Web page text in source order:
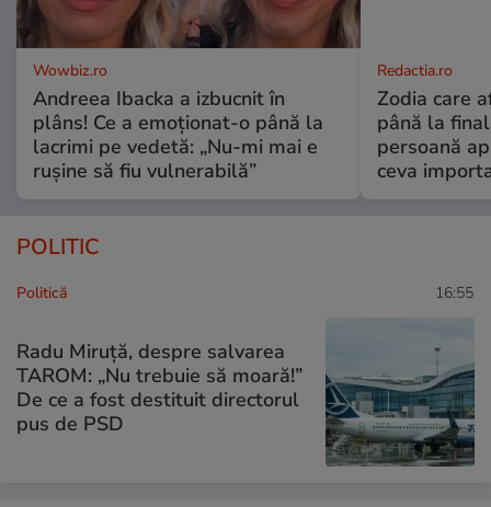
Wowbiz.ro
Andreea Ibacka a izbucnit în
plâns! Ce a emoționat-o până la
lacrimi pe vedetă: „Nu-mi mai e
rușine să fiu vulnerabilă”
Redactia.ro
Zodia care
până la
persoană
ceva
POLITIC
Politică 16:55
Radu Miruță, despre salvarea
TAROM: „Nu trebuie să moară!”
De ce a fost destituit directorul
pus de PSD